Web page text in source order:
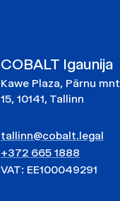
COBALT Igaunija
Kawe Plaza, Pärnu mnt
15, 10141, Tallinn
tallinn@cobalt.legal
+372 665 1888
VAT: EE100049291